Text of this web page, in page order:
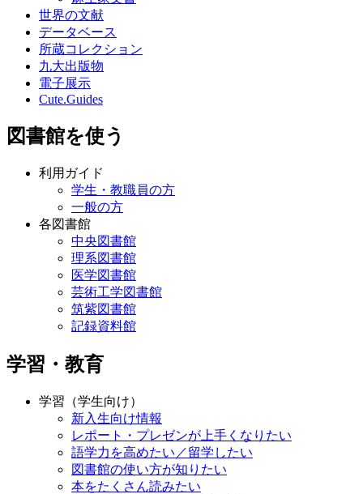
世界の文献
データベース
所蔵コレクション
九大出版物
電子展示
Cute.Guides
図書館を使う
利用ガイド
学生・教職員の方
一般の方
各図書館
中央図書館
理系図書館
医学図書館
芸術工学図書館
筑紫図書館
記録資料館
学習・教育
学習（学生向け）
新入生向け情報
レポート・プレゼンが上手くなりたい
語学力を高めたい／留学したい
図書館の使い方が知りたい
本をたくさん読みたい